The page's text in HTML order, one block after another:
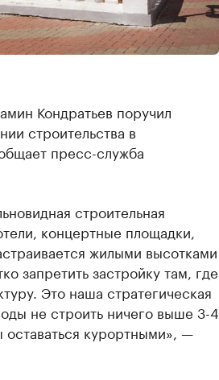
Кондратьев поручил
строительства в
пресс-служба
строительная
концертные площадки,
жилыми высотками
запретить застройку там, где
Это наша стратегическая
не строить ничего выше 3-4
курортными», —